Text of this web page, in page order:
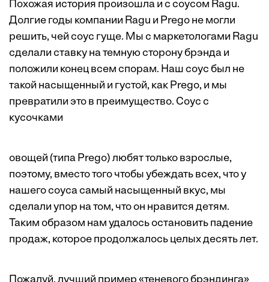
Похожая история произошла и с соусом Ragu.
Долгие годы компании Ragu и Prego не могли
решить, чей соус гуще. Мы с маркетологами Ragu
сделали ставку на темную сторону брэнда и
положили конец всем спорам. Наш соус был не
такой насыщенный и густой, как Prego, и мы
превратили это в преимущество. Cоус с
кусочками
овощей (типа Prego) любят только взрослые,
поэтому, вместо того чтобы убеждать всех, что у
нашего соуса самый насыщенный вкус, мы
сделали упор на том, что он нравится детям.
Таким образом нам удалось остановить падение
продаж, которое продолжалось целых десять лет.